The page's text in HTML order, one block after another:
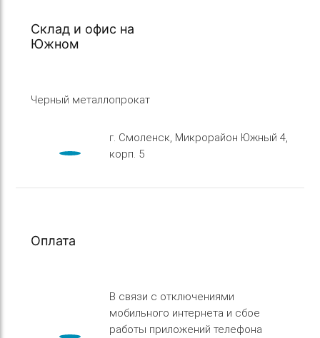
Склад и офис на
Южном
Черный металлопрокат
г. Смоленск, Микрорайон Южный 4,
корп. 5
Оплата
В связи с отключениями
мобильного интернета и сбое
работы приложений телефона